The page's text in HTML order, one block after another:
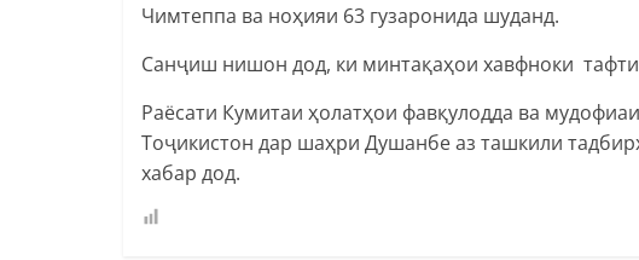
Чимтеппа ва ноҳияи 63 гузаронида шуданд.
Санҷиш нишон дод, ки минтақаҳои хавфноки
Раёсати Кумитаи ҳолатҳои фавқулодда ва
Тоҷикистон дар шаҳри Душанбе аз ташкили
хабар дод.